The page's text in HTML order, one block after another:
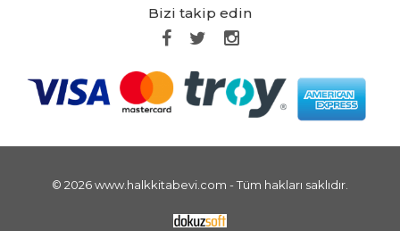
Bizi takip edin
© 2026 www.halkkitabevi.com - Tüm hakları saklıdır.